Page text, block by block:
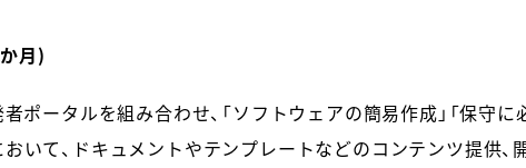
月)
ポータルを組み合わせ、「ソフトウェアの簡易作成」「保守に
いて、ドキュメントやテンプレートなどのコンテンツ提供